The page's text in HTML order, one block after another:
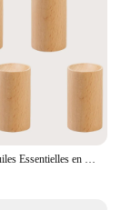
Diffuseur d'Huiles Essentielles en Bois, Portable, Aromathérapie, Voiture, Maison, Nik, Intervalles Ronds, Épandeur de sexuellement, 5/10 Pièces